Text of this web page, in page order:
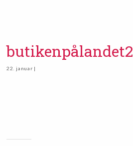
butikenpålandet2
22. januar |